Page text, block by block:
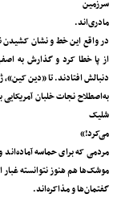
سرزمین
مادری‌اند.
در واقع این خط و نشان
از پا خطا کرد و گذارش به
دنبالش افتادند. تا «دین
به‌اصطلاح نجات خلبان
شلیک
می‌کرد!»
مردمی‌ که برای حماسه
موشک‌ها هم هنوز نتوانسته غبار
گفتمان‌ها و مذاکره‌اند.